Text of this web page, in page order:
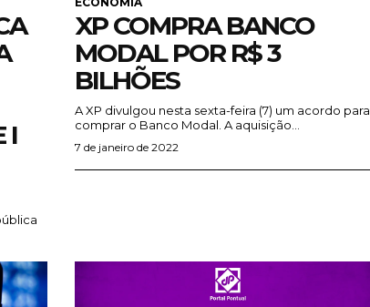
I
XP COMPRA BANCO
MODAL POR R$ 3
BILHÕES
A XP divulgou nesta sexta-feira (7) um acordo para
comprar o Banco Modal. A aquisição...
7 de janeiro de 2022